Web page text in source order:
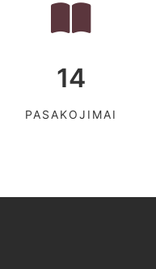
14
PASAKOJIMAI